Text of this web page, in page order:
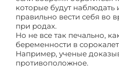
которые будут наблюдать
правильно вести себя во
при родах.
Но не все так печально,
беременности в
Например, ученые
противоположное.